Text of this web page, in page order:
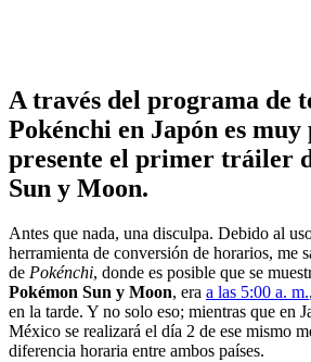
A través del programa de
Pokénchi en Japón es muy
presente el primer tráiler
Sun y Moon.
Antes que nada, una disculpa. Debido al
herramienta de conversión de horarios, me
de Pokénchi, donde es posible que se
Pokémon Sun y Moon, era a las 5:00 a. m.
en la tarde. Y no solo eso; mientras que en
México se realizará el día 2 de ese mismo
diferencia horaria entre ambos países.